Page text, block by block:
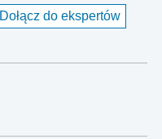
Dołącz do ekspertów